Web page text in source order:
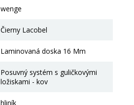
wenge
Čierny Lacobel
Laminovaná doska 16 Mm
Posuvný systém s guličkovými
ložiskami - kov
hliník